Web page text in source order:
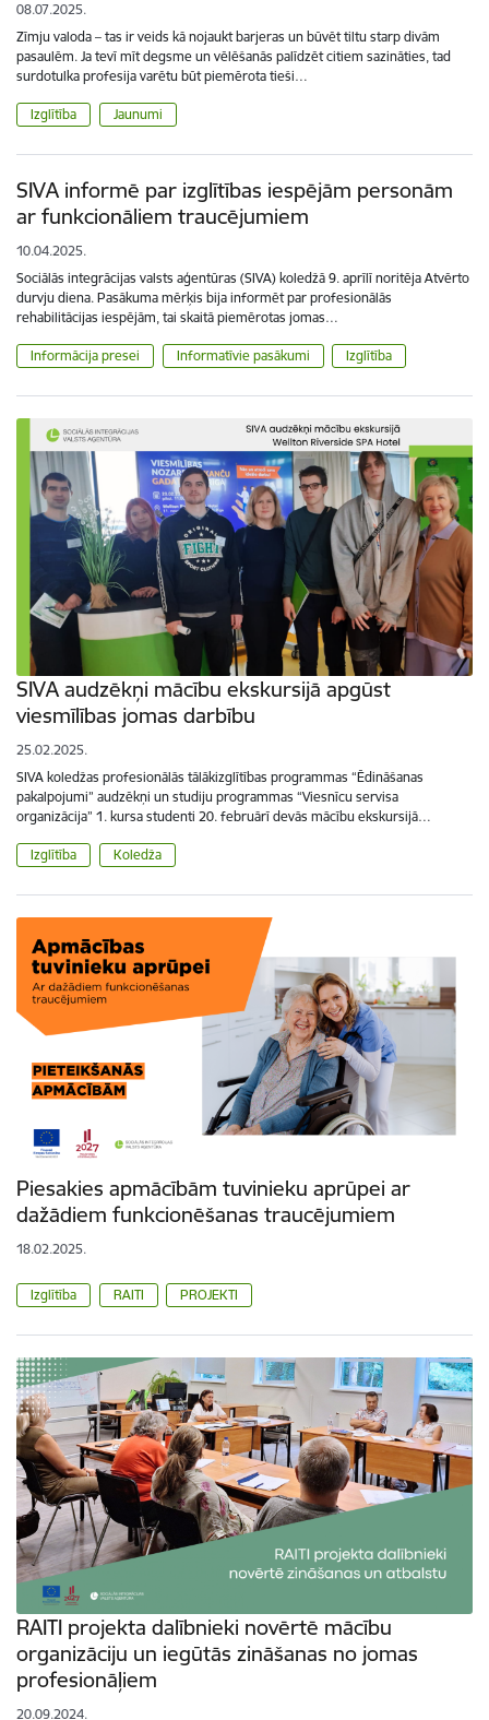
08.07.2025.
Zīmju valoda – tas ir veids kā nojaukt barjeras un būvēt tiltu starp divām
pasaulēm. Ja tevī mīt degsme un vēlēšanās palīdzēt citiem sazināties, tad
surdotulka profesija varētu būt piemērota tieši…
Izglītība Jaunumi
SIVA informē par izglītības iespējām personām
ar funkcionāliem traucējumiem
10.04.2025.
Sociālās integrācijas valsts aģentūras (SIVA) koledžā 9. aprīlī noritēja Atvērto
durvju diena. Pasākuma mērķis bija informēt par profesionālās
rehabilitācijas iespējām, tai skaitā piemērotas jomas…
Informācija presei Informatīvie pasākumi Izglītība
SIVA audzēkņi mācību ekskursijā apgūst
viesmīlības jomas darbību
25.02.2025.
SIVA koledžas profesionālās tālākizglītības programmas “Ēdināšanas
pakalpojumi” audzēkņi un studiju programmas “Viesnīcu servisa
organizācija” 1. kursa studenti 20. februārī devās mācību ekskursijā…
Izglītība Koledža
Piesakies apmācībām tuvinieku aprūpei ar
dažādiem funkcionēšanas traucējumiem
18.02.2025.
Izglītība RAITI PROJEKTI
RAITI projekta dalībnieki novērtē mācību
organizāciju un iegūtās zināšanas no jomas
profesionāļiem
20.09.2024.